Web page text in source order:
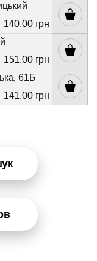
140.00 грн
151.00 грн
61Б
141.00 грн